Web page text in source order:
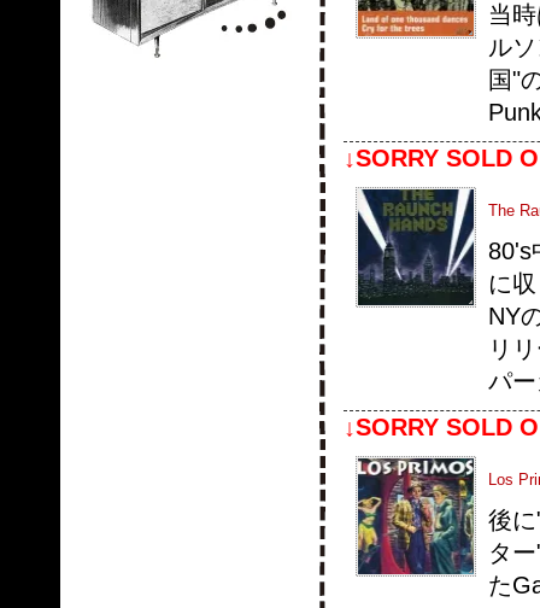
当
ル
国"
↓SORRY SOLD
The
80's
に
NY
リ
パ
↓SORRY SOLD
Los
後
タ
た